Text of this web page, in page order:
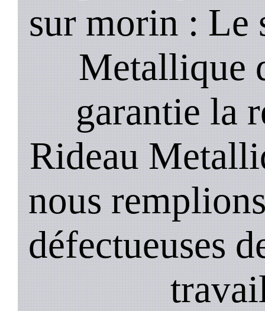
sur morin : Le
Metallique
garantie la
Rideau
nous
défectueuses